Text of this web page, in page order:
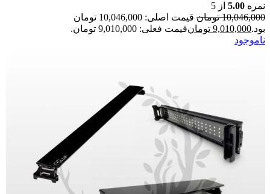
نمره 5.00 از 5
10,046,000 تومان
قیمت اصلی: 10,046,000 تومان
بود.9,010,000 تومانقیمت فعلی: 9,010,000 تومان.
ناموجود